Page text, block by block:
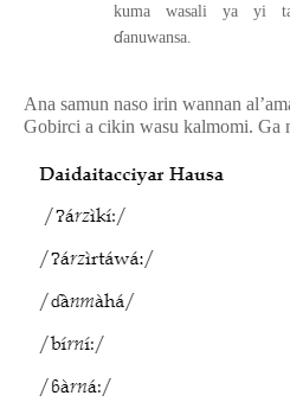
kuma wasali ya yi
ɗanuwansa.
Ana samun naso irin wannan
Gobirci a cikin wasu kalmomi. Ga